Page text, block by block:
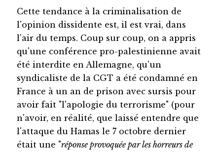
Cette tendance à la criminalisation de
l'opinion dissidente est, il est vrai, dans
l'air du temps. Coup sur coup, on a appris
qu'une conférence pro-palestinienne avait
été interdite en Allemagne, qu'un
syndicaliste de la CGT a été condamné en
France à un an de prison avec sursis pour
avoir fait "l'apologie du terrorisme" (pour
n'avoir, en réalité, que laissé entendre que
l'attaque du Hamas le 7 octobre dernier
était une "réponse provoquée par les horreurs de